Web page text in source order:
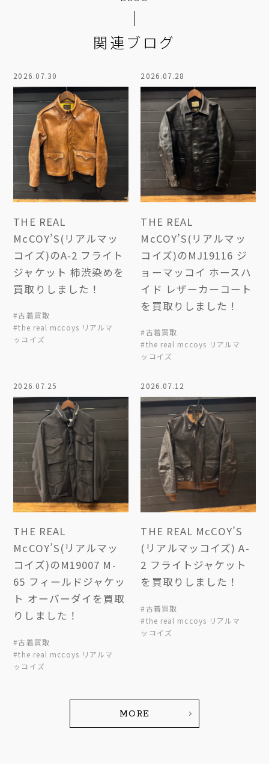
関連ブログ
2026.07.30
THE REAL
McCOY’S(リアルマッ
コイズ)のA-2 フライト
ジャケット 柿渋染めを
買取りしました！
#古着買取
#the real mccoys リアルマ
ッコイズ
2026.07.28
THE REAL
McCOY’S(リアルマッ
コイズ)のMJ19116 ジ
ョーマッコイ ホースハ
イド レザーカーコート
を買取りしました！
#古着買取
#the real mccoys リアルマ
ッコイズ
2026.07.25
THE REAL
McCOY’S(リアルマッ
コイズ)のM19007 M-
65 フィールドジャケッ
ト オーバーダイを買取
りしました！
#古着買取
#the real mccoys リアルマ
ッコイズ
2026.07.12
THE REAL McCOY’S
(リアルマッコイズ) A-
2 フライトジャケット
を買取りしました！
#古着買取
#the real mccoys リアルマ
ッコイズ
MORE